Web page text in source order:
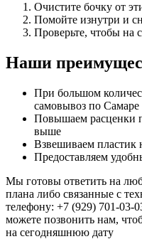
Очистите бочку от
Помойте изнутри и
Проверьте, чтобы на
Наши
При большом
самовывоз по Самаре
Повышаем расценки
выше
Взвешиваем пластик
Предоставляем
Мы готовы ответить на
плана либо связанные с
телефону: +7 (929) 701-03-
можете позвонить нам,
на сегодняшнюю дату